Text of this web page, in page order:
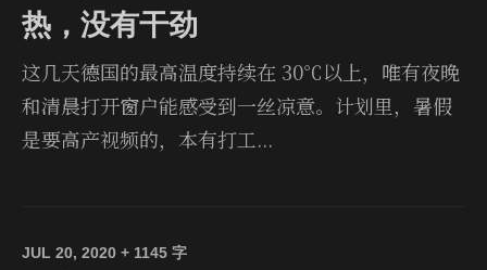
热，没有干劲
这几天德国的最高温度持续在 30℃以上，唯有夜晚
和清晨打开窗户能感受到一丝凉意。计划里，暑假
是要高产视频的，本有打工...
JUL 20, 2020 + 1145 字